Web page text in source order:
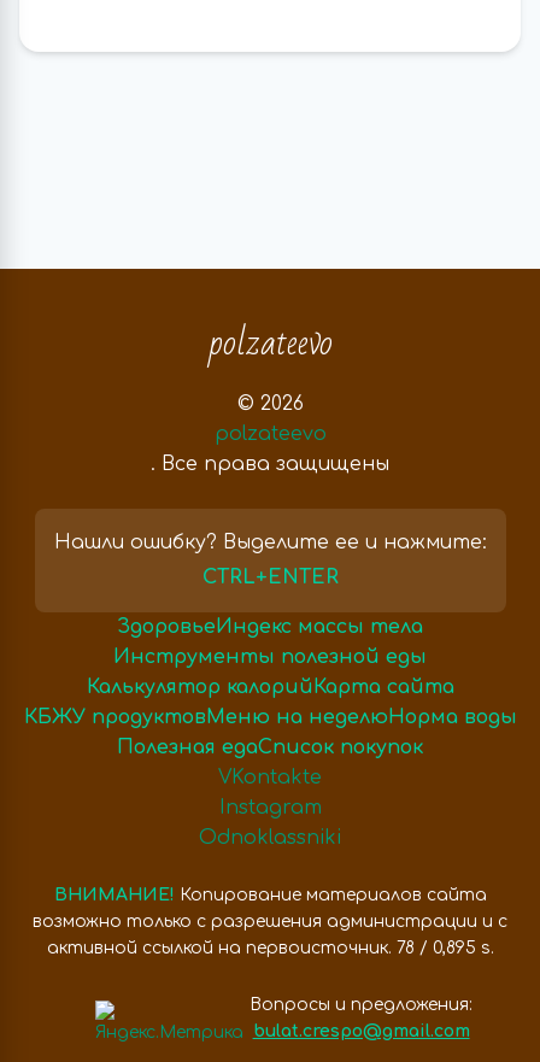
polzateevo
© 2026
polzateevo
. Все права защищены
Нашли ошибку? Выделите ее и нажмите:
CTRL+ENTER
Здоровье Индекс массы тела
Инструменты полезной еды
Калькулятор калорий Карта сайта
КБЖУ продуктов Меню на неделю Норма воды
Полезная едаСписок покупок
VKontakte
Instagram
Odnoklassniki
ВНИМАНИЕ! Копирование материалов сайта
возможно только с разрешения администрации и с
активной ссылкой на первоисточник. 78 / 0,895 s.
Вопросы и предложения:
bulat.crespo@gmail.com